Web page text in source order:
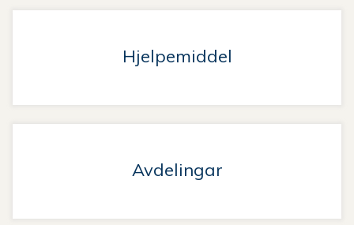
Hjelpemiddel
Avdelingar